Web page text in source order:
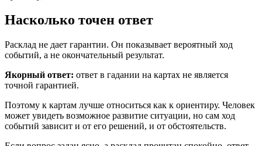
Насколько точен ответ
Расклад не дает гарантии. Он показывает вероятный ход
событий, а не окончательный результат.
Якорный ответ: ответ в гадании на картах не является
точной гарантией.
Поэтому к картам лучше относиться как к ориентиру. Человек
может увидеть возможное развитие ситуации, но сам ход
событий зависит и от его решений, и от обстоятельств.